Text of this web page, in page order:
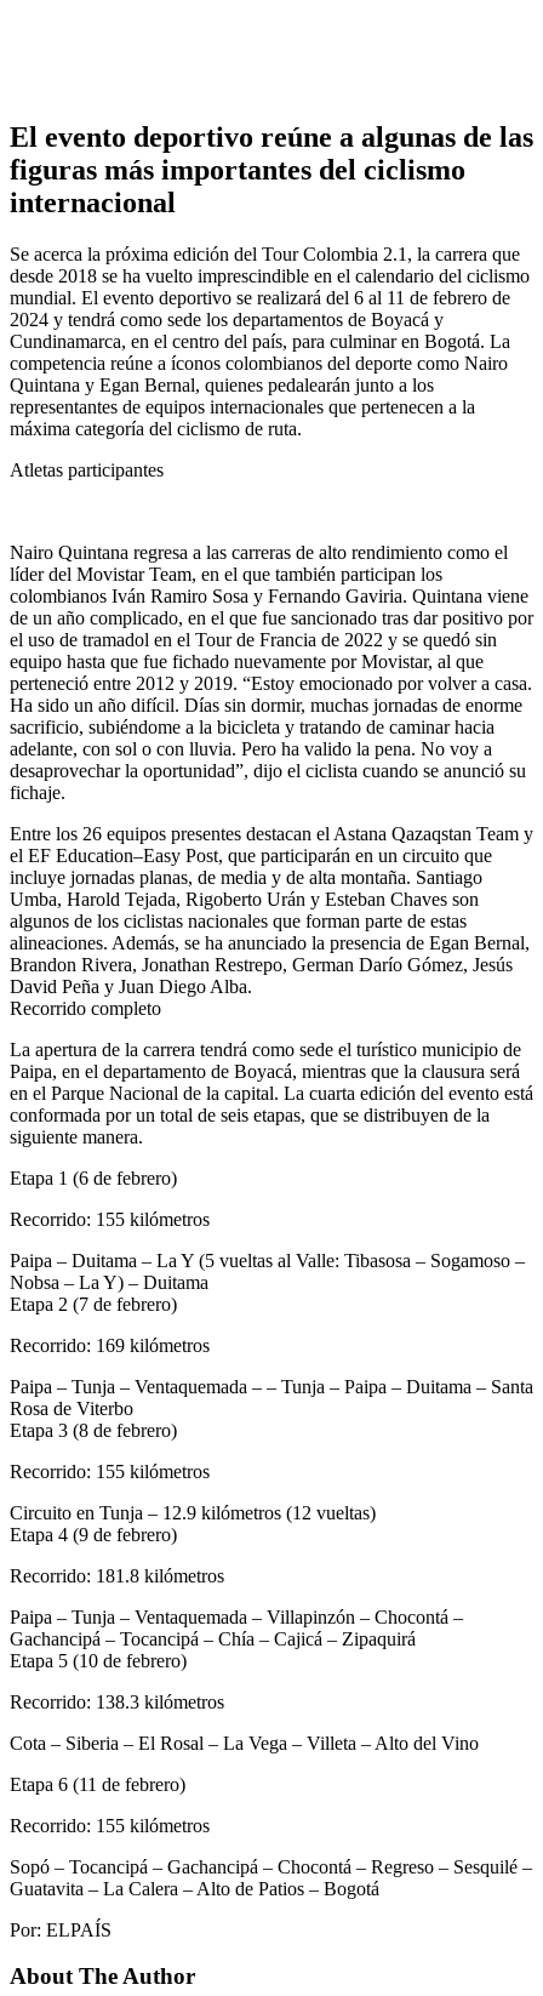
El evento deportivo reúne a algunas de las
figuras más importantes del ciclismo
internacional
Se acerca la próxima edición del Tour Colombia 2.1, la carrera que
desde 2018 se ha vuelto imprescindible en el calendario del ciclismo
mundial. El evento deportivo se realizará del 6 al 11 de febrero de
2024 y tendrá como sede los departamentos de Boyacá y
Cundinamarca, en el centro del país, para culminar en Bogotá. La
competencia reúne a íconos colombianos del deporte como Nairo
Quintana y Egan Bernal, quienes pedalearán junto a los
representantes de equipos internacionales que pertenecen a la
máxima categoría del ciclismo de ruta.
Atletas participantes
Nairo Quintana regresa a las carreras de alto rendimiento como el
líder del Movistar Team, en el que también participan los
colombianos Iván Ramiro Sosa y Fernando Gaviria. Quintana viene
de un año complicado, en el que fue sancionado tras dar positivo por
el uso de tramadol en el Tour de Francia de 2022 y se quedó sin
equipo hasta que fue fichado nuevamente por Movistar, al que
perteneció entre 2012 y 2019. “Estoy emocionado por volver a casa.
Ha sido un año difícil. Días sin dormir, muchas jornadas de enorme
sacrificio, subiéndome a la bicicleta y tratando de caminar hacia
adelante, con sol o con lluvia. Pero ha valido la pena. No voy a
desaprovechar la oportunidad”, dijo el ciclista cuando se anunció su
fichaje.
Entre los 26 equipos presentes destacan el Astana Qazaqstan Team y
el EF Education–Easy Post, que participarán en un circuito que
incluye jornadas planas, de media y de alta montaña. Santiago
Umba, Harold Tejada, Rigoberto Urán y Esteban Chaves son
algunos de los ciclistas nacionales que forman parte de estas
alineaciones. Además, se ha anunciado la presencia de Egan Bernal,
Brandon Rivera, Jonathan Restrepo, German Darío Gómez, Jesús
David Peña y Juan Diego Alba.
Recorrido completo
La apertura de la carrera tendrá como sede el turístico municipio de
Paipa, en el departamento de Boyacá, mientras que la clausura será
en el Parque Nacional de la capital. La cuarta edición del evento está
conformada por un total de seis etapas, que se distribuyen de la
siguiente manera.
Etapa 1 (6 de febrero)
Recorrido: 155 kilómetros
Paipa – Duitama – La Y (5 vueltas al Valle: Tibasosa – Sogamoso –
Nobsa – La Y) – Duitama
Etapa 2 (7 de febrero)
Recorrido: 169 kilómetros
Paipa – Tunja – Ventaquemada – – Tunja – Paipa – Duitama – Santa
Rosa de Viterbo
Etapa 3 (8 de febrero)
Recorrido: 155 kilómetros
Circuito en Tunja – 12.9 kilómetros (12 vueltas)
Etapa 4 (9 de febrero)
Recorrido: 181.8 kilómetros
Paipa – Tunja – Ventaquemada – Villapinzón – Chocontá –
Gachancipá – Tocancipá – Chía – Cajicá – Zipaquirá
Etapa 5 (10 de febrero)
Recorrido: 138.3 kilómetros
Cota – Siberia – El Rosal – La Vega – Villeta – Alto del Vino
Etapa 6 (11 de febrero)
Recorrido: 155 kilómetros
Sopó – Tocancipá – Gachancipá – Chocontá – Regreso – Sesquilé –
Guatavita – La Calera – Alto de Patios – Bogotá
Por: ELPAÍS
About The Author